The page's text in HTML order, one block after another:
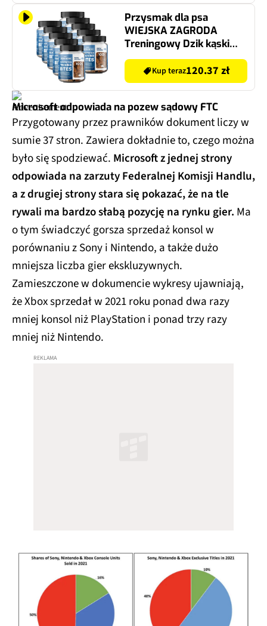
Przysmak dla psa
WIEJSKA ZAGRODA
Treningowy Dzik kąski
monoproteinowe 10 x 150
Kup teraz120.37 zł
Microsoft odpowiada na pozew sądowy FTC
Przygotowany przez prawników dokument liczy w
sumie 37 stron. Zawiera dokładnie to, czego można
było się spodziewać. Microsoft z jednej strony
odpowiada na zarzuty Federalnej Komisji Handlu,
a z drugiej strony stara się pokazać, że na tle
rywali ma bardzo słabą pozycję na rynku gier. Ma
o tym świadczyć gorsza sprzedaż konsol w
porównaniu z Sony i Nintendo, a także dużo
mniejsza liczba gier ekskluzywnych.
Zamieszczone w dokumencie wykresy ujawniają,
że Xbox sprzedał w 2021 roku ponad dwa razy
mniej konsol niż PlayStation i ponad trzy razy
mniej niż Nintendo.